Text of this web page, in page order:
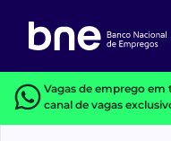
Vagas de emprego em
canal de vagas